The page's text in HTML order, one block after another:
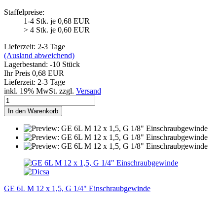
Staffelpreise:
1-4 Stk. je 0,68 EUR
> 4 Stk. je 0,60 EUR
Lieferzeit: 2-3 Tage
(Ausland abweichend)
Lagerbestand: -10 Stück
Ihr Preis 0,68 EUR
Lieferzeit: 2-3 Tage
inkl. 19% MwSt. zzgl. Versand
In den Warenkorb
GE 6L M 12 x 1,5, G 1/4" Einschraubgewinde